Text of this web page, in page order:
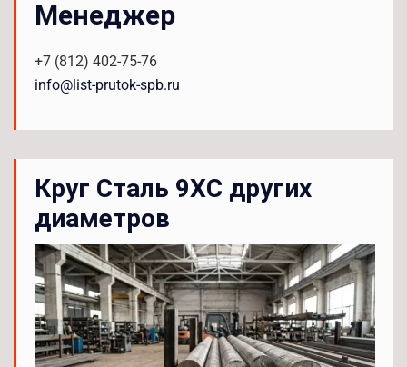
Менеджер
+7 (812) 402-75-76
info@list-prutok-spb.ru
Круг Сталь 9ХС других
диаметров